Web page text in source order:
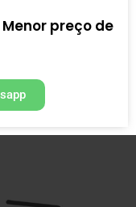
Menor preço de